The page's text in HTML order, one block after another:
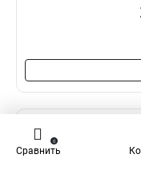
Сравнить
0